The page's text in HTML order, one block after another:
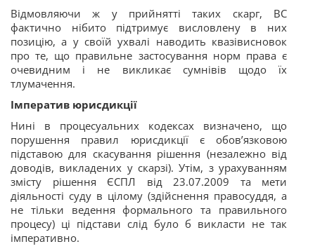
Відмовляючи ж у прийнятті таких скарг, ВС
фактично нібито підтримує висловлену в них
позицію, а у своїй ухвалі наводить квазівисновок
про те, що правильне застосування норм права є
очевидним і не викликає сумнівів щодо їх
тлумачення.
Імператив юрисдикції
Нині в процесуальних кодексах визначено, що
порушення правил юрисдикції є обов’язковою
підставою для скасування рішення (незалежно від
доводів, викладених у скарзі). Утім, з урахуванням
змісту рішення ЄСПЛ від 23.07.2009 та мети
діяльності суду в цілому (здійснення правосуддя, а
не тільки ведення формального та правильного
процесу) ці підстави слід було б викласти не так
імперативно.